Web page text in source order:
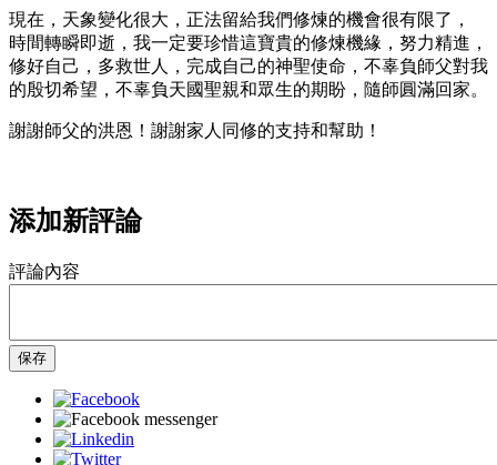
現在，天象變化很大，正法留給我們修煉的機會很有限了，
時間轉瞬即逝，我一定要珍惜這寶貴的修煉機緣，努力精進，
修好自己，多救世人，完成自己的神聖使命，不辜負師父對我
的殷切希望，不辜負天國聖親和眾生的期盼，隨師圓滿回家。
謝謝師父的洪恩！謝謝家人同修的支持和幫助！
添加新評論
評論內容
保存